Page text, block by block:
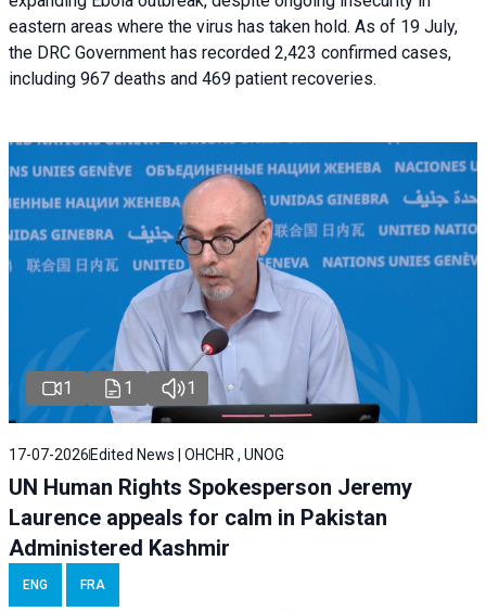
eastern areas where the virus has taken hold. As of 19 July,
the DRC Government has recorded 2,423 confirmed cases,
including 967 deaths and 469 patient recoveries.
1 1 1
17-07-2026 Edited News | OHCHR , UNOG
UN Human Rights Spokesperson Jeremy
Laurence appeals for calm in Pakistan
Administered Kashmir
ENG FRA